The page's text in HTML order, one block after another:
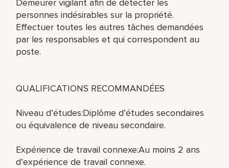
Demeurer vigilant afin de détecter les
personnes indésirables sur la propriété.
Effectuer toutes les autres tâches demandées
par les responsables et qui correspondent au
poste.
QUALIFICATIONS RECOMMANDÉES
Niveau d’études:Diplôme d’études secondaires
ou équivalence de niveau secondaire.
Expérience de travail connexe:Au moins 2 ans
d’expérience de travail connexe.